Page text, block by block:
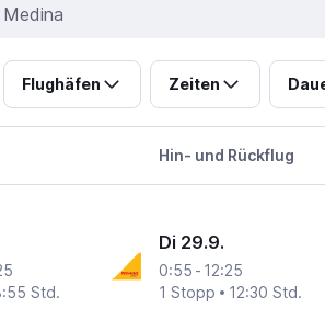
Flughäfen Zeiten
Hin- und Rückflug
Std.
Di 29.9.
0:55 - 12:25
1 Stopp
12:30 Std.